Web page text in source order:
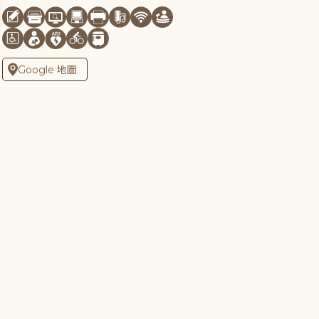
Google 地圖